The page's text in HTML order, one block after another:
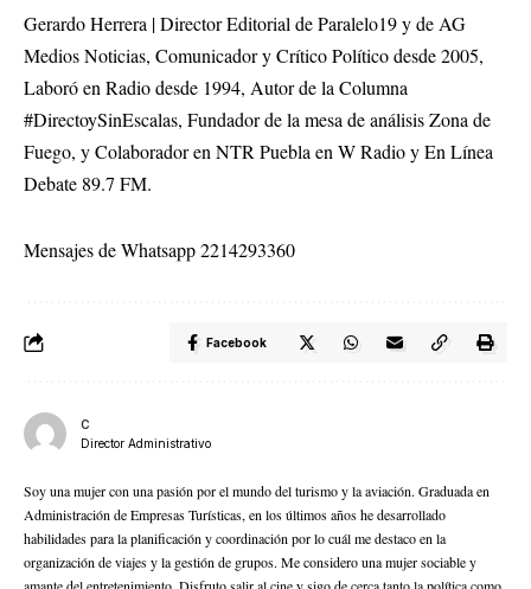
Gerardo Herrera | Director Editorial de Paralelo19 y de AG
Medios Noticias, Comunicador y Crítico Político desde 2005,
Laboró en Radio desde 1994, Autor de la Columna
#DirectoySinEscalas, Fundador de la mesa de análisis Zona de
Fuego, y Colaborador en NTR Puebla en W Radio y En Línea
Debate 89.7 FM.
Mensajes deWhatsapp2214293360
Facebook
C
Director Administrativo
Soy una mujer con una pasión por el mundo del turismo y la aviación. Graduada en
Administración de Empresas Turísticas, en los últimos años he desarrollado
habilidades para la planificación y coordinación por lo cuál me destaco en la
organización de viajes y la gestión de grupos. Me considero una mujer sociable y